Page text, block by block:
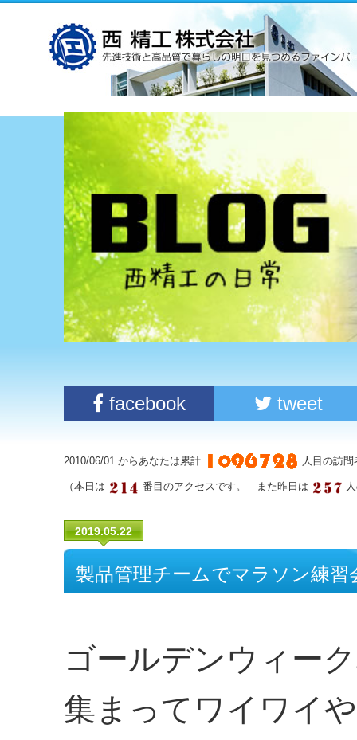
facebook tweet
2010/06/01 からあなたは累計 人目の訪
（本日は 番目のアクセスです。 また昨日は
2019.05.22
製品管理チームでマラソン練習
ゴールデンウィー
集まってワイワイ